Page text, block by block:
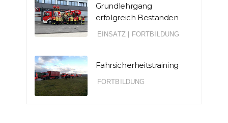
Grundlehrgang
erfolgreich Bestanden
EINSATZ FORTBILDUNG
Fahrsicherheitstraining
FORTBILDUNG